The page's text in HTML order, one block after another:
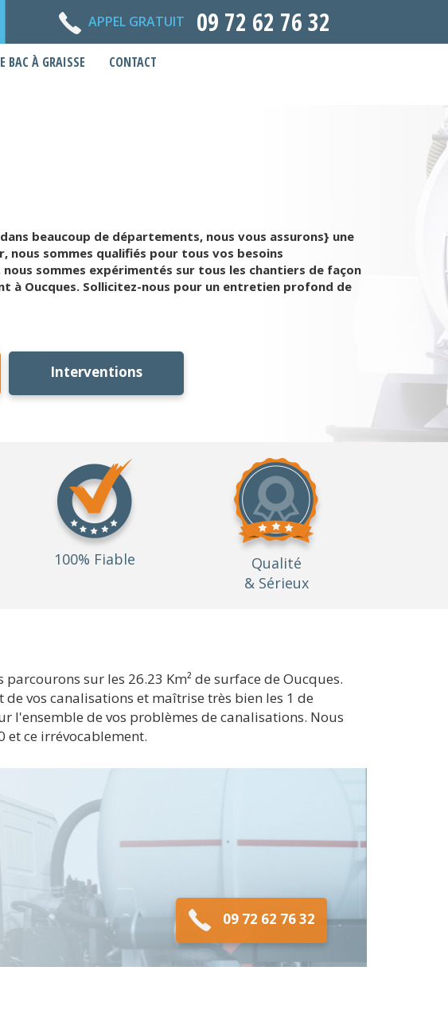
APPEL GRATUIT 09 72 62 76 32
BAC À GRAISSE CONTACT
beaucoup de départements, nous vous assurons} une
nous sommes qualifiés pour tous vos besoins
sommes expérimentés sur tous les chantiers de façon
à Oucques. Sollicitez-nous pour un entretien profond de
Interventions
100% Fiable
Qualité
& Sérieux
sur les 26.23 Km² de surface de Oucques.
vos canalisations et maîtrise très bien les 1 de
l'ensemble de vos problèmes de canalisations. Nous
et ce irrévocablement.
09 72 62 76 32